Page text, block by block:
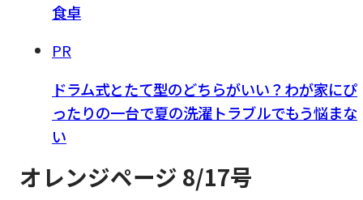
食卓
PR
ドラム式とたて型のどちらがいい？わが家にぴ
ったりの一台で夏の洗濯トラブルでもう悩まな
い
オレンジページ 8/17号